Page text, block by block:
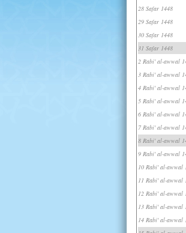
28 Safar 1448
29 Safar 1448
30 Safar 1448
31 Safar 1448
2 Rabi' al-awwal
3 Rabi' al-awwal
4 Rabi' al-awwal
5 Rabi' al-awwal
6 Rabi' al-awwal
7 Rabi' al-awwal
8 Rabi' al-awwal
9 Rabi' al-awwal
10 Rabi' al-awwal
11 Rabi' al-awwal
12 Rabi' al-awwal
13 Rabi' al-awwal
14 Rabi' al-awwal